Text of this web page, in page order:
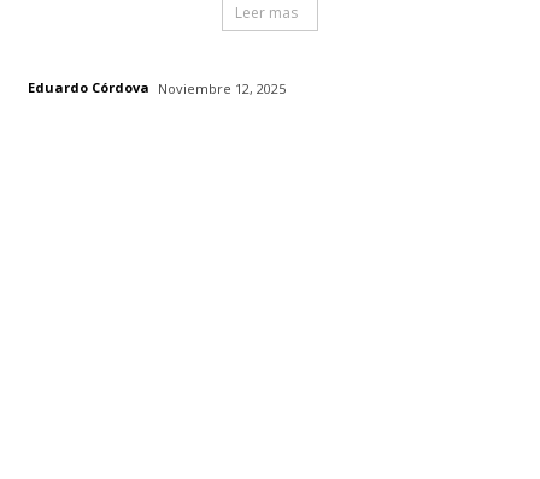
Leer mas
Eduardo Córdova Noviembre 12, 2025